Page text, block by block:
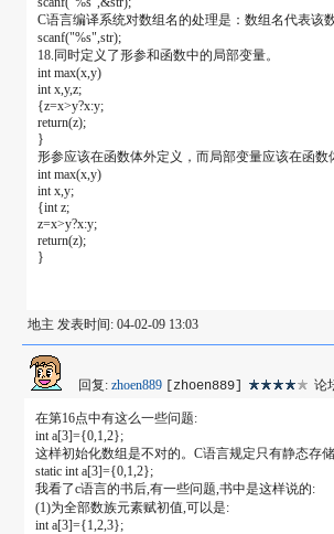
C语言编译系统对数组名的处理是：数组名代表该
scanf("%s",str);
18.同时定义了形参和函数中的局部变量。
int max(x,y)
int x,y,z;
{z=x>y?x:y;
return(z);
}
形参应该在函数体外定义，而局部变量应该在函数
int max(x,y)
int x,y;
{int z;
z=x>y?x:y;
return(z);
}
地主 发表时间: 04-02-09 13:03
回复: zhoen889 [zhoen889] 论
在第16点中有这么一些问题:
int a[3]={0,1,2};
这样初始化数组是不对的。C语言规定只有静态存
static int a[3]={0,1,2};
我看了c语言的书后,有一些问题,书中是这样说的:
(1)为全部数族元素赋初值,可以是:
int a[3]={1,2,3};